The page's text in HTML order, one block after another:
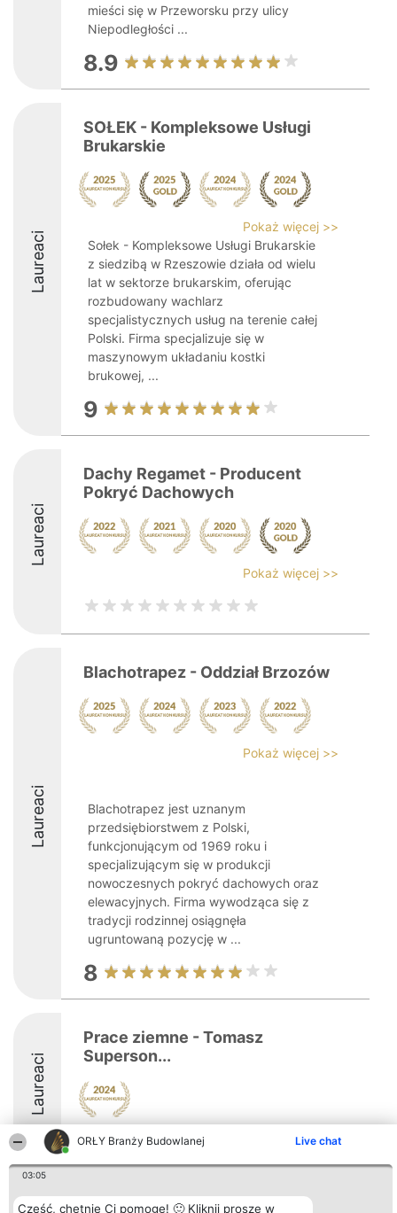
ORŁY Branży Budowlanej Live chat
03:05
Cześć, chętnie Ci pomogę! 🙂 Kliknij proszę w
mieści się w Przeworsku przy ulicy
Niepodległości ...
8.9
Laureaci
SOŁEK - Kompleksowe Usługi
Brukarskie
Pokaż więcej >>
Sołek - Kompleksowe Usługi Brukarskie
z siedzibą w Rzeszowie działa od wielu
lat w sektorze brukarskim, oferując
rozbudowany wachlarz
specjalistycznych usług na terenie całej
Polski. Firma specjalizuje się w
maszynowym układaniu kostki
brukowej, ...
9
Laureaci
Dachy Regamet - Producent
Pokryć Dachowych
Pokaż więcej >>
Laureaci
Blachotrapez - Oddział Brzozów
Pokaż więcej >>
Blachotrapez jest uznanym
przedsiębiorstwem z Polski,
funkcjonującym od 1969 roku i
specjalizującym się w produkcji
nowoczesnych pokryć dachowych oraz
elewacyjnych. Firma wywodząca się z
tradycji rodzinnej osiągnęła
ugruntowaną pozycję w ...
8
Laureaci
Prace ziemne - Tomasz
Superson...
Organizator plebiscytu Plebiscyt Kontakt